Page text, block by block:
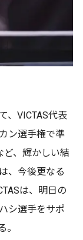
、VICTAS代表
ン選手権で準
、輝かしい結
、今後更なる
は、明日の
シ選手をサポ